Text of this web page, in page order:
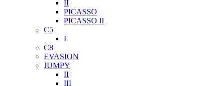
II
PICASSO
PICASSO II
C5
I
C8
EVASION
JUMPY
II
III